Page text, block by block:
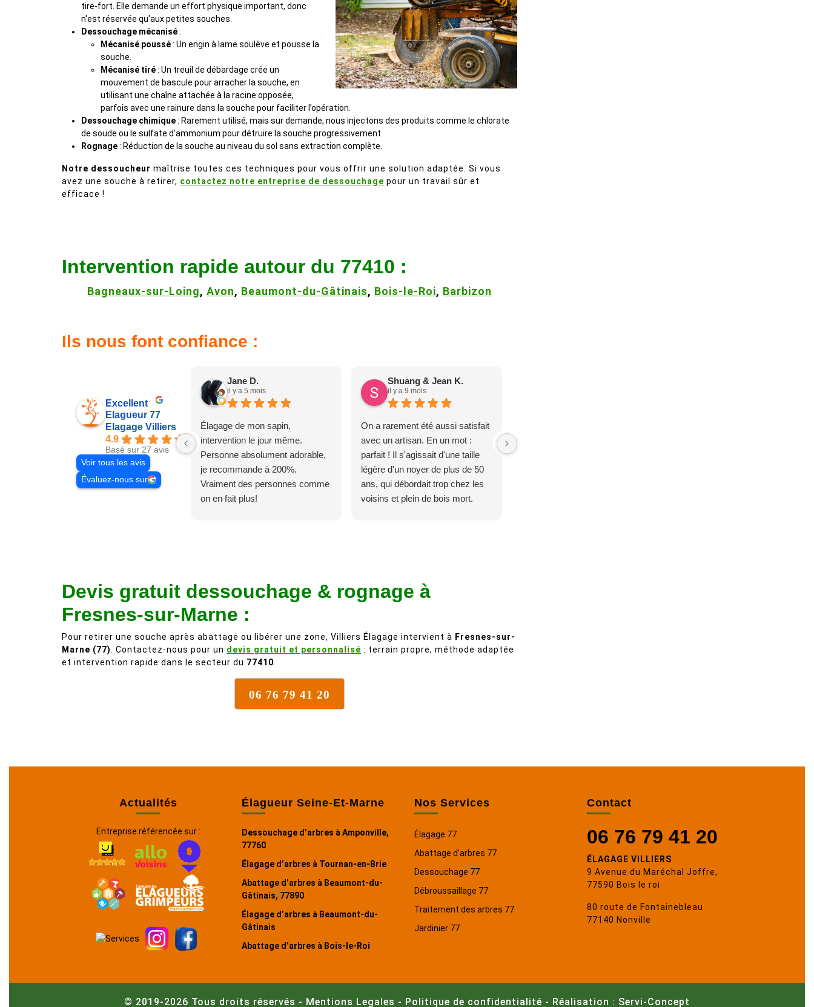
tire-fort. Elle demande un effort physique important, donc
n'est réservée qu'aux petites souches.
Dessouchage mécanisé:
Mécanisé poussé: Un engin à lame soulève et pousse la
souche.
Mécanisé tiré: Un treuil de débardage crée un
mouvement de bascule pour arracher la souche, en
utilisant une chaîne attachée à la racine opposée,
parfois avec une rainure dans la souche pour faciliter l’opération.
Dessouchage chimique: Rarement utilisé, mais sur demande, nous injectons des produits comme le chlorate
de soude ou le sulfate d’ammonium pour détruire la souche progressivement.
Rognage: Réduction de la souche au niveau du sol sans extraction complète.
Notre dessoucheur maîtrise toutes ces techniques pour vous offrir une solution adaptée. Si vous
avez une souche à retirer, contactez notre entreprise de dessouchage pour un travail sûr et
efficace !
Intervention rapide autour du 77410 :
Bagneaux-sur-Loing, Avon, Beaumont-du-Gâtinais, Bois-le-Roi, Barbizon
Ils nous font confiance :
Excellent
Elagueur 77
Elagage Villiers
4.9
Basé sur 27 avis
Voir tous les avis
Évaluez-nous sur
Jane D.
il y a 5 mois
Élagage de mon sapin,
intervention le jour même.
Personne absolument adorable,
je recommande à 200%.
Vraiment des personnes comme
on en fait plus!
Shuang & Jean K.
il y a 9 mois
On a rarement été aussi satisfait
avec un artisan. En un mot :
parfait ! Il s'agissait d'une taille
légère d'un noyer de plus de 50
ans, qui débordait trop chez les
voisins et plein de bois mort.
dangereuse. M Villiers et son
équipes connaissent très bien
évidence. Et en plus ils sont
vraiment sympathique. Bref,
Devis gratuit dessouchage & rognage à
Fresnes-sur-Marne :
Pour retirer une souche après abattage ou libérer une zone, Villiers Élagage intervient à Fresnes-sur-
Marne (77)
. Contactez-nous pour un devis gratuit et personnalisé : terrain propre, méthode adaptée
et intervention rapide dans le secteur du 77410
06 76 79 41 20
Actualités
Entreprise référencée sur :
Élagueur Seine-Et-Marne
Dessouchage d’arbres à Amponville,
77760
Élagage d’arbres à Tournan-en-Brie
Abattage d’arbres à Beaumont-du-
Gâtinais, 77890
Élagage d’arbres à Beaumont-du-
Gâtinais
Abattage d’arbres à Bois-le-Roi
Nos Services
Élagage 77
Abattage d’arbres 77
Dessouchage 77
Débroussaillage 77
Traitement des arbres 77
Jardinier 77
Contact
06 76 79 41 20
ÉLAGAGE VILLIERS
9 Avenue du Maréchal Joffre,
77590 Bois le roi
80 route de Fontainebleau
77140 Nonville
© 2019-2026 Tous droits réservés - Mentions Legales - Politique de confidentialité - Réalisation : Servi-Concept